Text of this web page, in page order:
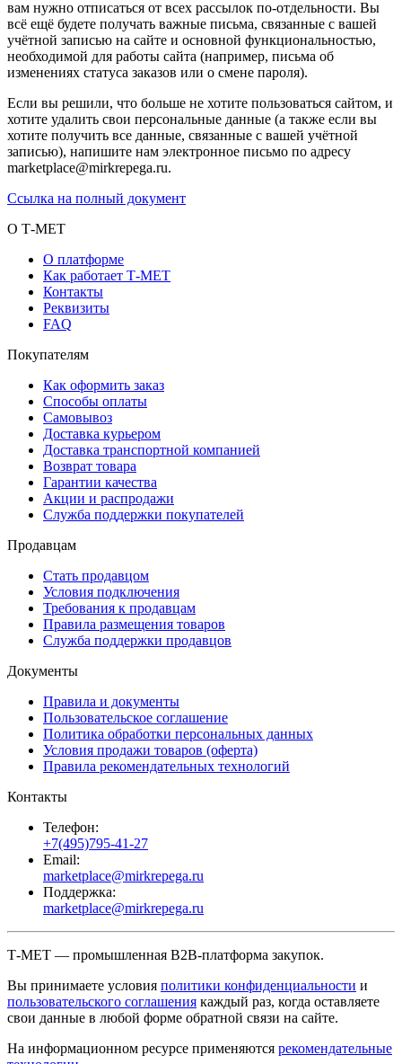
вам нужно отписаться от всех рассылок по-отдельности. Вы
всё ещё будете получать важные письма, связанные с вашей
учётной записью на сайте и основной функциональностью,
необходимой для работы сайта (например, письма об
изменениях статуса заказов или о смене пароля).
Если вы решили, что больше не хотите пользоваться сайтом, и
хотите удалить свои персональные данные (а также если вы
хотите получить все данные, связанные с вашей учётной
записью), напишите нам электронное письмо по адресу
marketplace@mirkrepega.ru.
Ссылка на полный документ
О Т-МЕТ
О платформе
Как работает Т-МЕТ
Контакты
Реквизиты
FAQ
Покупателям
Как оформить заказ
Способы оплаты
Самовывоз
Доставка курьером
Доставка транспортной компанией
Возврат товара
Гарантии качества
Акции и распродажи
Служба поддержки покупателей
Продавцам
Стать продавцом
Условия подключения
Требования к продавцам
Правила размещения товаров
Служба поддержки продавцов
Документы
Правила и документы
Пользовательское соглашение
Политика обработки персональных данных
Условия продажи товаров (оферта)
Правила рекомендательных технологий
Контакты
Телефон:
+7(495)795-41-27
Email:
marketplace@mirkrepega.ru
Поддержка:
marketplace@mirkrepega.ru
Т-МЕТ — промышленная B2B-платформа закупок.
Вы принимаете условия политики конфиденциальности и
пользовательского соглашения каждый раз, когда оставляете
свои данные в любой форме обратной связи на сайте.
На информационном ресурсе применяются рекомендательные